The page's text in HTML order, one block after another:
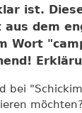
ist.
aus dem
Wort
bei